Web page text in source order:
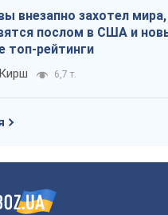
внезапно захотел мира,
послом в США и
топ-рейтинги
6,7 т.